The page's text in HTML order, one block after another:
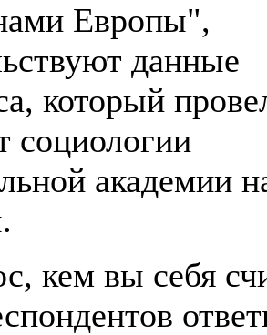
Европы",
данные
который
социологии
академии
кем вы себя